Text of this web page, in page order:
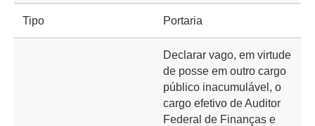
Tipo Portaria
Declarar vago, em virtude
de posse em outro cargo
público inacumulável, o
cargo efetivo de Auditor
Federal de Finanças e